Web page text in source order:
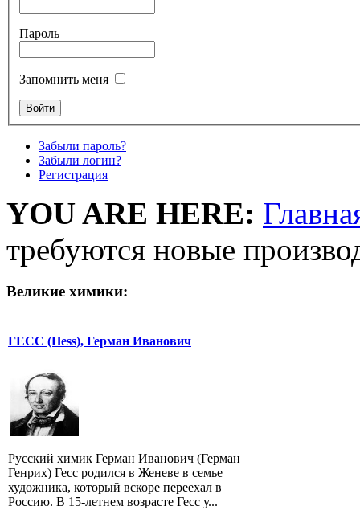
Пароль
Запомнить меня
Забыли пароль?
Забыли логин?
Регистрация
YOU ARE HERE:
требуются новые
Великие химики:
ГЕСС (Hess), Герман Иванович
Русский химик Герман Иванович (Герман
Генрих) Гесс родился в Женеве в семье
художника, который вскоре переехал в
Россию. В 15-летнем возрасте Геcc у...